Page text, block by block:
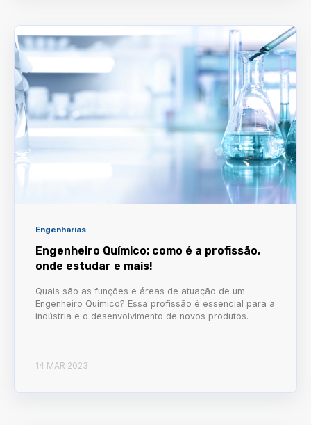
Engenharias
Engenheiro Químico: como é a profissão,
onde estudar e mais!
Quais são as funções e áreas de atuação de um
Engenheiro Químico? Essa profissão é essencial para a
indústria e o desenvolvimento de novos produtos.
14 MAR 2023